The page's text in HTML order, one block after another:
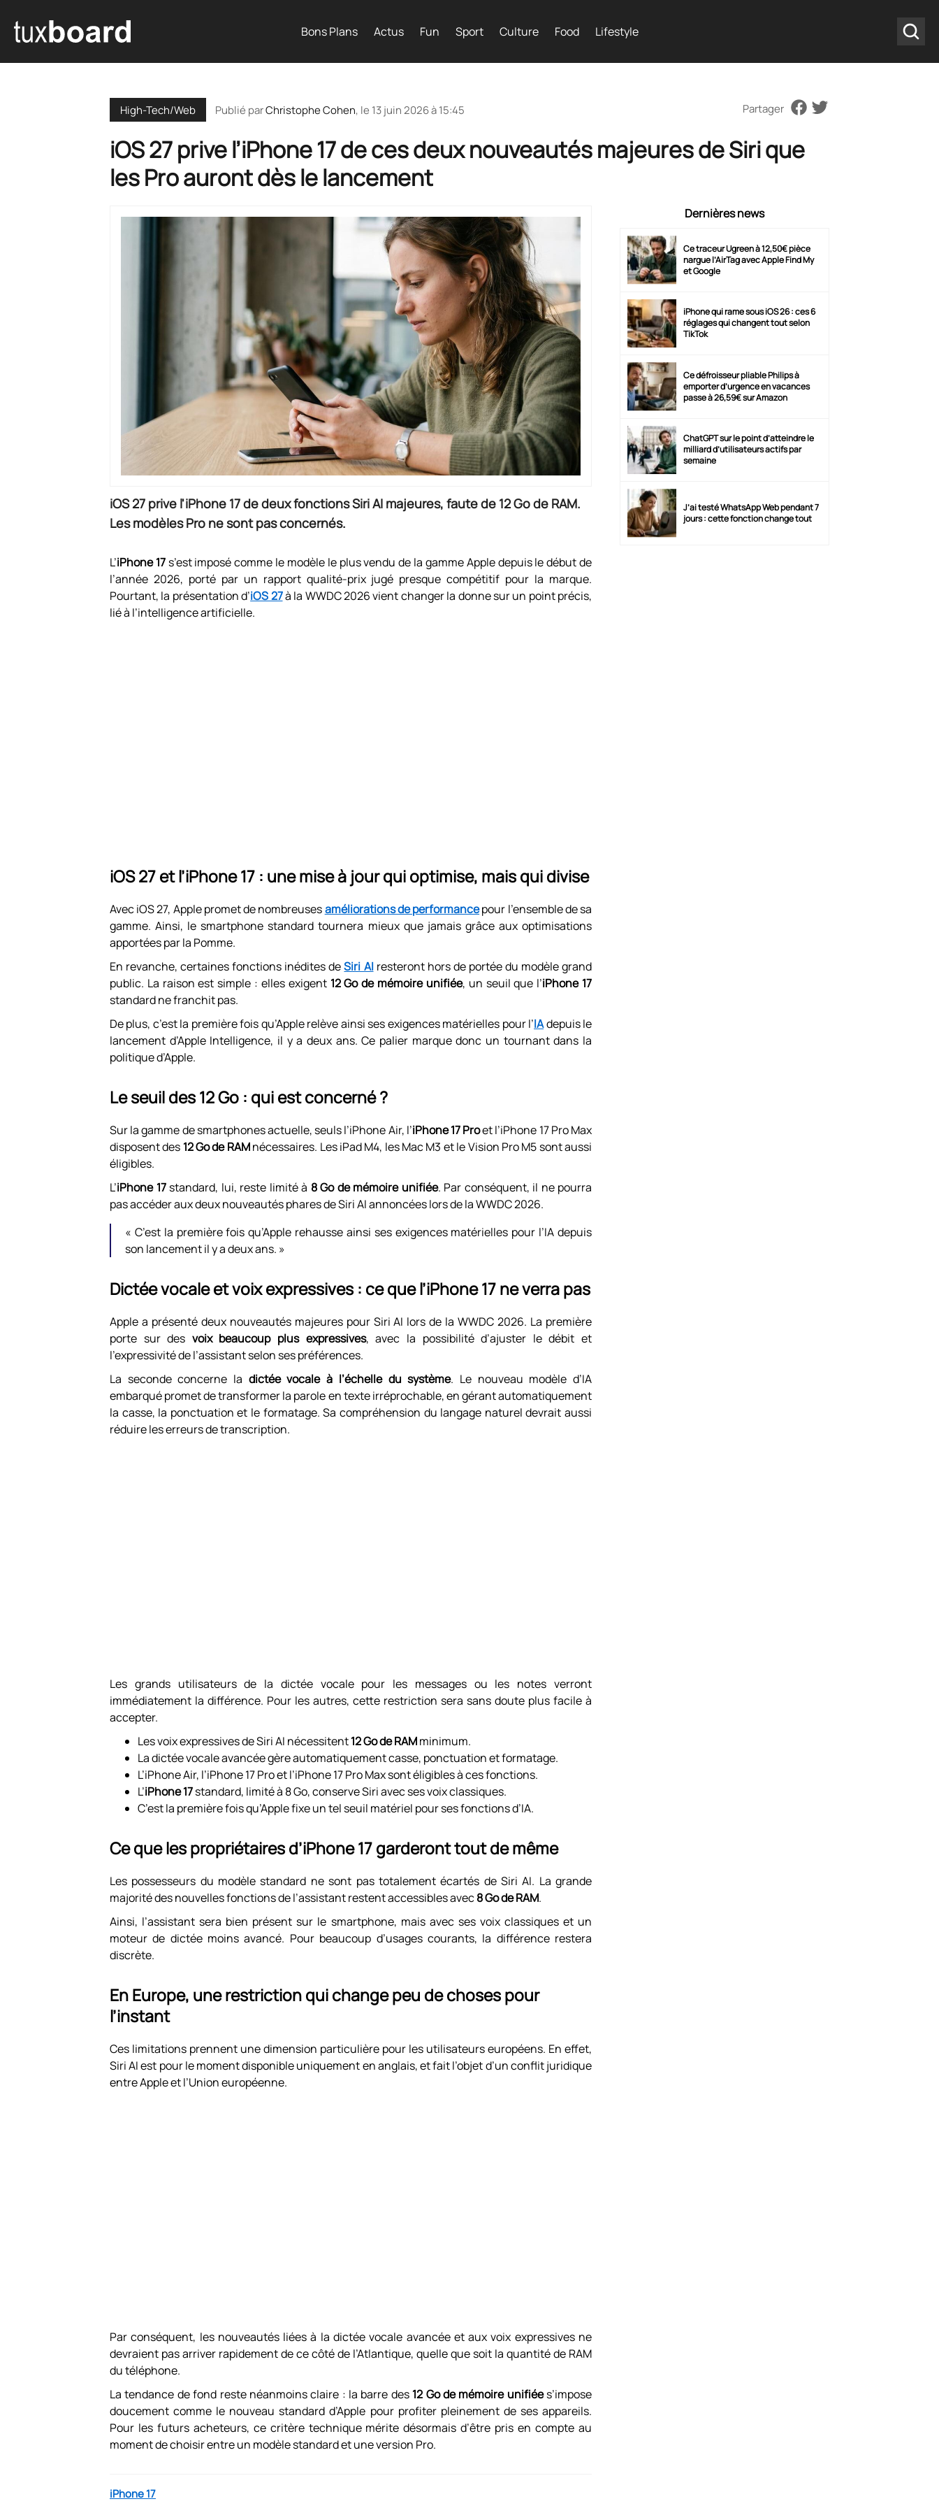
Bons Plans Actus Fun Sport Culture Food Lifestyle
High-Tech/Web Publié parChristophe Cohen, le 13 juin 2026 à 15:45 Partager
iOS 27 prive l’iPhone 17 de ces deux nouveautés majeures de Siri que
les Pro auront dès le lancement
iOS 27 prive l'iPhone 17 de deux fonctions Siri AI majeures, faute de 12 Go de RAM.
Les modèles Pro ne sont pas concernés.
L’iPhone 17s’est imposé comme le modèle le plus vendu de la gamme Apple depuis le début de
l’année 2026, porté par un rapport qualité-prix jugé presque compétitif pour la marque.
Pourtant, la présentation d’iOS 27à la WWDC 2026 vient changer la donne sur un point précis,
lié à l’intelligence artificielle.
iOS 27 et l’iPhone 17 : une mise à jour qui optimise, mais qui divise
Avec iOS 27, Apple promet de nombreusesaméliorations de performancepour l’ensemble de sa
gamme. Ainsi, le smartphone standard tournera mieux que jamais grâce aux optimisations
apportées par la Pomme.
En revanche, certaines fonctions inédites deSiri AIresteront hors de portée du modèle grand
public. La raison est simple : elles exigent 12 Go de mémoire unifiée, un seuil que l’iPhone 17
standard ne franchit pas.
De plus, c’est la première fois qu’Apple relève ainsi ses exigences matérielles pour l’IAdepuis le
lancement d’Apple Intelligence, il y a deux ans. Ce palier marque donc un tournant dans la
politique d’Apple.
Le seuil des 12 Go : qui est concerné ?
Sur la gamme de smartphones actuelle, seuls l’iPhone Air, l’iPhone 17 Proet l’iPhone 17 Pro Max
disposent des 12 Go de RAMnécessaires. Les iPad M4, les Mac M3 et le Vision Pro M5 sont aussi
éligibles.
L’iPhone 17standard, lui, reste limité à 8 Go de mémoire unifiée. Par conséquent, il ne pourra
pas accéder aux deux nouveautés phares de Siri AI annoncées lors de la WWDC 2026.
« C’est la première fois qu’Apple rehausse ainsi ses exigences matérielles pour l’IA depuis
son lancement il y a deux ans. »
Dictée vocale et voix expressives : ce que l’iPhone 17 ne verra pas
Apple a présenté deux nouveautés majeures pour Siri AI lors de la WWDC 2026. La première
porte sur des voix beaucoup plus expressives, avec la possibilité d’ajuster le débit et
l’expressivité de l’assistant selon ses préférences.
La seconde concerne la dictée vocale à l’échelle du système. Le nouveau modèle d’IA
embarqué promet de transformer la parole en texte irréprochable, en gérant automatiquement
la casse, la ponctuation et le formatage. Sa compréhension du langage naturel devrait aussi
réduire les erreurs de transcription.
Les grands utilisateurs de la dictée vocale pour les messages ou les notes verront
immédiatement la différence. Pour les autres, cette restriction sera sans doute plus facile à
accepter.
Les voix expressives de Siri AI nécessitent12 Go de RAMminimum.
La dictée vocale avancée gère automatiquement casse, ponctuation et formatage.
L’iPhone Air, l’iPhone 17 Pro et l’iPhone 17 Pro Max sont éligibles à ces fonctions.
L’iPhone 17standard, limité à 8 Go, conserve Siri avec ses voix classiques.
C’est la première fois qu’Apple fixe un tel seuil matériel pour ses fonctions d’IA.
Ce que les propriétaires d’iPhone 17 garderont tout de même
Les possesseurs du modèle standard ne sont pas totalement écartés de Siri AI. La grande
majorité des nouvelles fonctions de l’assistant restent accessibles avec8 Go de RAM.
Ainsi, l’assistant sera bien présent sur le smartphone, mais avec ses voix classiques et un
moteur de dictée moins avancé. Pour beaucoup d’usages courants, la différence restera
discrète.
En Europe, une restriction qui change peu de choses pour
l’instant
Ces limitations prennent une dimension particulière pour les utilisateurs européens. En effet,
Siri AI est pour le moment disponible uniquement en anglais, et fait l’objet d’un conflit juridique
entre Apple et l’Union européenne.
Par conséquent, les nouveautés liées à la dictée vocale avancée et aux voix expressives ne
devraient pas arriver rapidement de ce côté de l’Atlantique, quelle que soit la quantité de RAM
du téléphone.
La tendance de fond reste néanmoins claire : la barre des 12 Go de mémoire unifiées’impose
doucement comme le nouveau standard d’Apple pour profiter pleinement de ses appareils.
Pour les futurs acheteurs, ce critère technique mérite désormais d’être pris en compte au
moment de choisir entre un modèle standard et une version Pro.
iPhone 17
Dernières news
Ce traceur Ugreen à 12,50€ pièce
nargue l’AirTag avec Apple Find My
et Google
iPhone qui rame sous iOS 26 : ces 6
réglages qui changent tout selon
TikTok
Ce défroisseur pliable Philips à
emporter d’urgence en vacances
passe à 26,59€ sur Amazon
ChatGPT sur le point d’atteindre le
milliard d’utilisateurs actifs par
semaine
J’ai testé WhatsApp Web pendant 7
jours : cette fonction change tout